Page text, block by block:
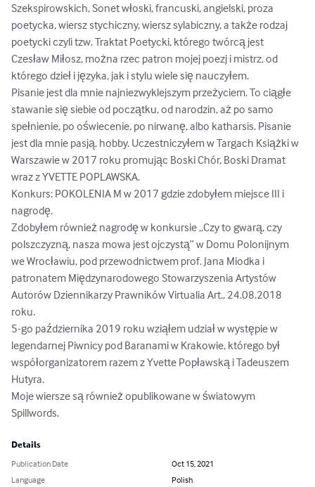
Szekspirowskich, Sonet włoski, francuski, angielski, proza
poetycka, wiersz stychiczny, wiersz sylabiczny, a także rodzaj
poetycki czyli tzw. Traktat Poetycki, którego twórcą jest
Czesław Miłosz, można rzec patron mojej poezj i mistrz, od
którego dzieł i języka, jak i stylu wiele się nauczyłem.
Pisanie jest dla mnie najniezwyklejszym przeżyciem. To ciągłe
stawanie się siebie od początku, od narodzin, aż po samo
spełnienie, po oświecenie, po nirwanę, albo katharsis. Pisanie
jest dla mnie pasją, hobby. Uczestniczyłem w Targach Książki w
Warszawie w 2017 roku promując Boski Chór, Boski Dramat
wraz z YVETTE POPLAWSKA.
Konkurs: POKOLENIA M w 2017 gdzie zdobyłem miejsce III i
nagrodę.
Zdobyłem również nagrodę w konkursie „Czy to gwarą, czy
polszczyzną, nasza mowa jest ojczystą” w Domu Polonijnym
we Wrocławiu, pod przewodnictwem prof. Jana Miodka i
patronatem Międzynarodowego Stowarzyszenia Artystów
Autorów Dziennikarzy Prawników Virtualia Art., 24.08.2018
roku.
5-go października 2019 roku wziąłem udział w występie w
legendarnej Piwnicy pod Baranami w Krakowie, którego był
współorganizatorem razem z Yvette Popławską i Tadeuszem
Hutyra.
Moje wiersze są również opublikowane w światowym
Spillwords.
Details
Publication Date
Oct 15, 2021
Language
Polish